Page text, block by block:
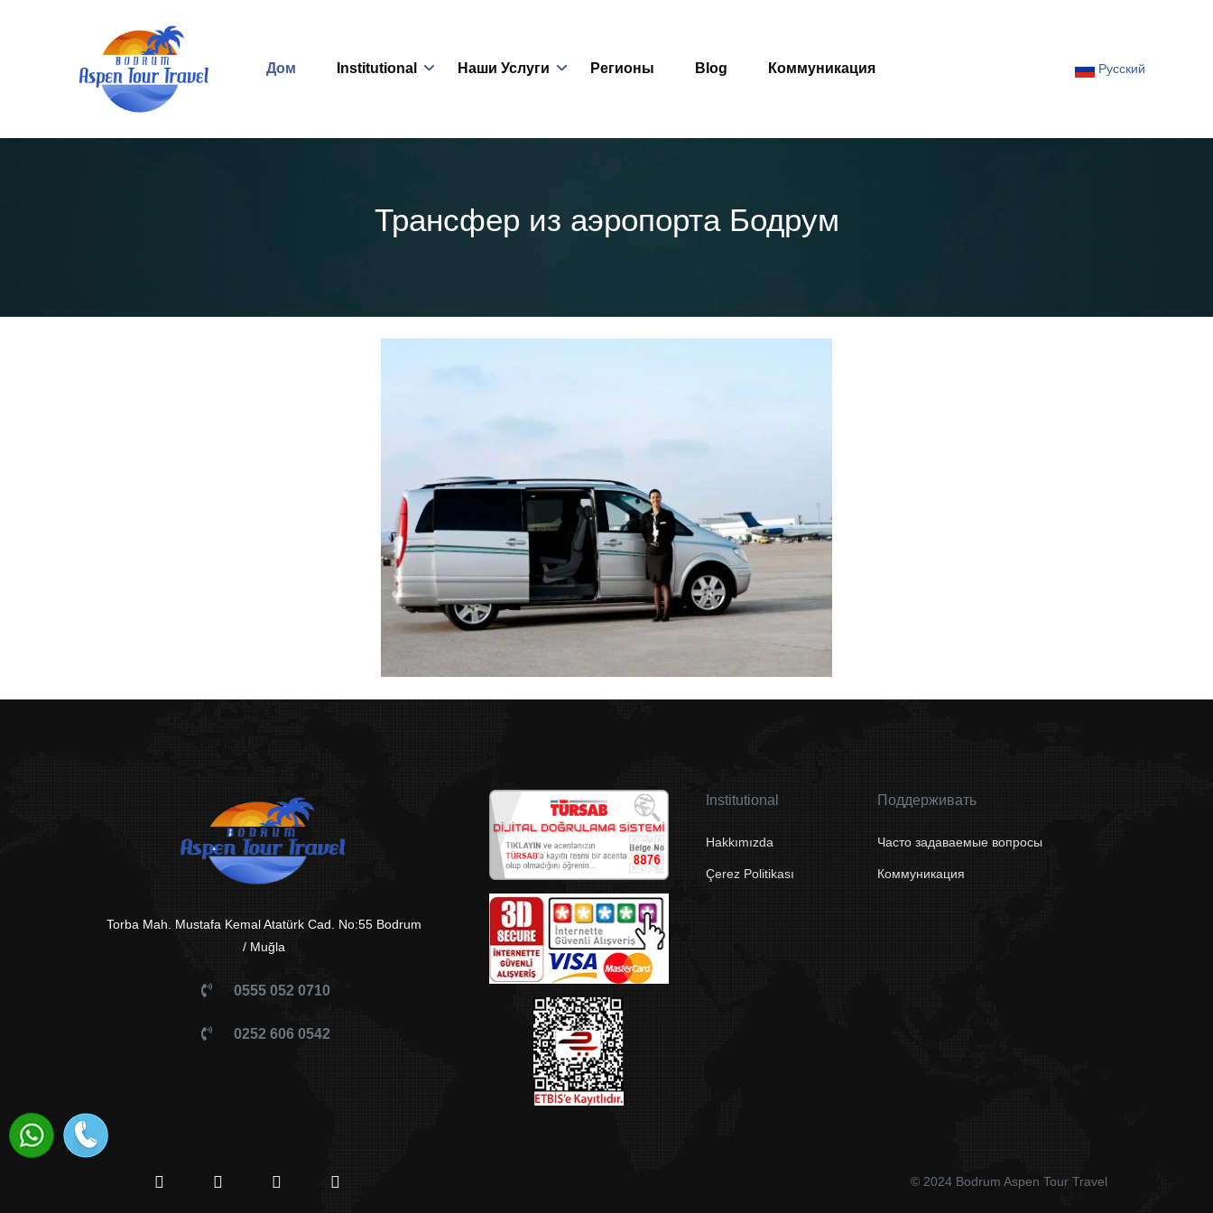
Дом Institutional Наши Услуги Регионы Blog Коммуникация Русский
Трансфер из аэропорта Бодрум
Torba Mah. Mustafa Kemal Atatürk Cad. No:55 Bodrum
/ Muğla
0555 052 0710
0252 606 0542
Institutional
Hakkımızda
Çerez Politikası
Поддерживать
Часто задаваемые вопросы
Коммуникация
© 2024 Bodrum Aspen Tour Travel